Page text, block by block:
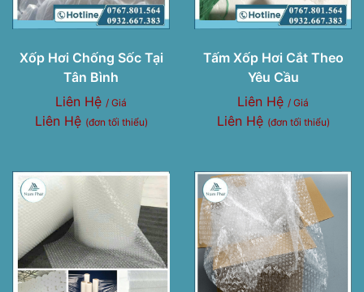
Xốp Hơi Chống Sốc Tại
Tân Bình
Liên Hệ / Giá
Liên Hệ (đơn tối thiểu)
Tấm Xốp Hơi Cắt Theo
Yêu Cầu
Liên Hệ / Giá
Liên Hệ (đơn tối thiểu)